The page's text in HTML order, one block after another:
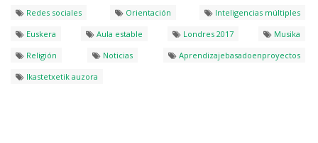
Redes sociales
Orientación
Inteligencias múltiples
Euskera
Aula estable Londres 2017
Musika
Religión
Noticias
Aprendizajebasadoenproyectos
Ikastetxetik auzora